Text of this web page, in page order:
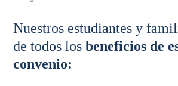
Nuestros estudiantes y
de todos losbeneficios de
convenio: